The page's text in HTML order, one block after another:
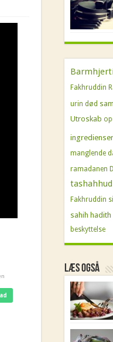
Fakhruddin
urin død
Utroskab
ingredienser
manglende
ramadanen
tashahhud
Fakhruddin
sahih hadith
beskyttelse
Læs også